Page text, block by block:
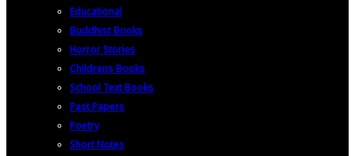
Educational
Buddhist Books
Horror Stories
Childrens Books
School Text Books
Past Papers
Poetry
Short Notes